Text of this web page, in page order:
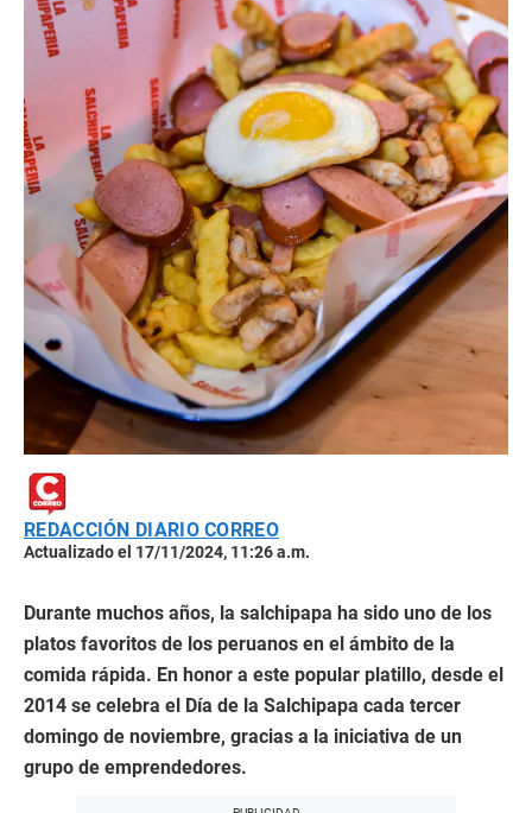
REDACCIÓN DIARIO CORREO
Actualizado el 17/11/2024, 11:26 a.m.
Durante muchos años, la salchipapa ha sido uno de los
platos favoritos de los peruanos en el ámbito de la
comida rápida. En honor a este popular platillo, desde el
2014 se celebra el Día de la Salchipapa cada tercer
domingo de noviembre, gracias a la iniciativa de un
grupo de emprendedores.